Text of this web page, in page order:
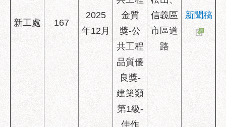
新工處 167
2025
年12月
金質
獎-公
共工程
品質優
良獎-
建築類
第1級-
佳作
信義區
市區道
路
新聞稿